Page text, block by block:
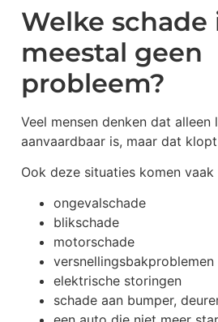
Welke schade
meestal geen
probleem?
Veel mensen denken dat alleen
aanvaardbaar is, maar dat
Ook deze situaties komen
ongevalschade
blikschade
motorschade
versnellingsbakproblemen
elektrische storingen
schade aan bumper,